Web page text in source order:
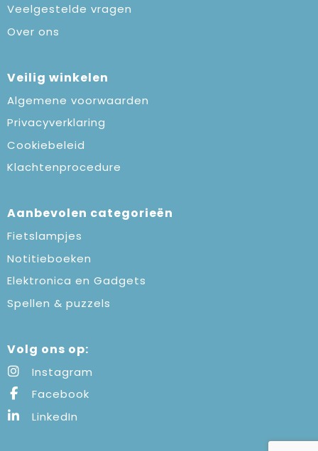
Veelgestelde vragen
Over ons
Veilig winkelen
Algemene voorwaarden
Privacyverklaring
Cookiebeleid
Klachtenprocedure
Aanbevolen categorieën
Fietslampjes
Notitieboeken
Elektronica en Gadgets
Spellen & puzzels
Volg ons op:
Instagram
Facebook
LinkedIn